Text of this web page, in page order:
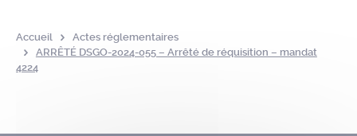
Accueil
Actes réglementaires
ARRÊTÉ DSGO-2024-055 – Arrêté de réquisition – mandat
4224